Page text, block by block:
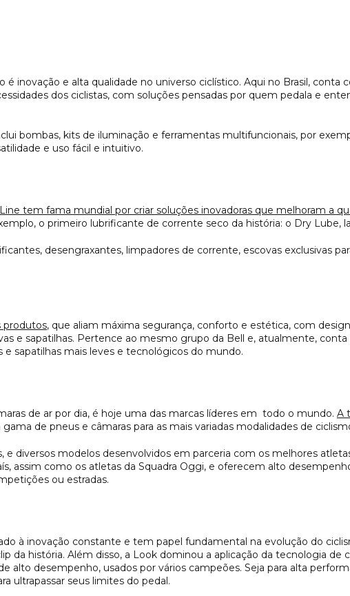
inovação e alta qualidade no universo ciclístico. Aqui no Brasil, conta
dos ciclistas, com soluções pensadas por quem pedala e
bombas, kits de iluminação e ferramentas multifuncionais, por
e uso fácil e intuitivo.
tem fama mundial por criar soluções inovadoras que melhoram a
o primeiro lubrificante de corrente seco da história: o Dry Lube,
desengraxantes, limpadores de corrente, escovas exclusivas
produtos, que aliam máxima segurança, conforto e estética, com
e sapatilhas. Pertence ao mesmo grupo da Bell e, atualmente,
e sapatilhas mais leves e tecnológicos do mundo.
de ar por dia, é hoje uma das marcas líderes em todo o mundo. A
de pneus e câmaras para as mais variadas modalidades de
e diversos modelos desenvolvidos em parceria com os melhores
assim como os atletas da Squadra Oggi, e oferecem alto
ou estradas.
à inovação constante e tem papel fundamental na evolução do
da história. Além disso, a Look dominou a aplicação da tecnologia de
alto desempenho, usados por vários campeões. Seja para alta
ultrapassar seus limites do pedal.